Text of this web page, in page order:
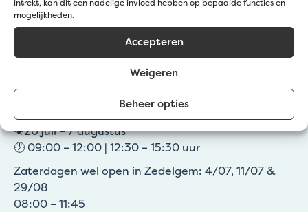
mogelijkheden.
Accepteren
Weigeren
Beheer opties
Bel:+32 50 36 77 20
info@jatu.be
☀️1 – 19 juli & 8 – 31 augustus
🕖 09:00 – 12:00 | 12:30 – 16:30 uur
☀️20 juli – 7 augustus
🕖 09:00 – 12:00 | 12:30 – 15:30 uur
Zaterdagen wel open in Zedelgem: 4/07, 11/07 &
29/08
08:00 – 11:45